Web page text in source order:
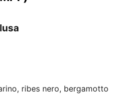
ribes nero, bergamotto